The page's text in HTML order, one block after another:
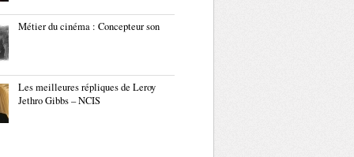
Métier du cinéma : Concepteur son
Les meilleures répliques de Leroy
Jethro Gibbs – NCIS